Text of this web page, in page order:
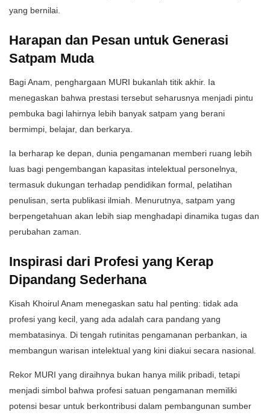
yang bernilai.
Harapan dan Pesan untuk Generasi
Satpam Muda
Bagi Anam, penghargaan MURI bukanlah titik akhir. Ia
menegaskan bahwa prestasi tersebut seharusnya menjadi pintu
pembuka bagi lahirnya lebih banyak satpam yang berani
bermimpi, belajar, dan berkarya.
Ia berharap ke depan, dunia pengamanan memberi ruang lebih
luas bagi pengembangan kapasitas intelektual personelnya,
termasuk dukungan terhadap pendidikan formal, pelatihan
penulisan, serta publikasi ilmiah. Menurutnya, satpam yang
berpengetahuan akan lebih siap menghadapi dinamika tugas dan
perubahan zaman.
Inspirasi dari Profesi yang Kerap
Dipandang Sederhana
Kisah Khoirul Anam menegaskan satu hal penting: tidak ada
profesi yang kecil, yang ada adalah cara pandang yang
membatasinya. Di tengah rutinitas pengamanan perbankan, ia
membangun warisan intelektual yang kini diakui secara nasional.
Rekor MURI yang diraihnya bukan hanya milik pribadi, tetapi
menjadi simbol bahwa profesi satuan pengamanan memiliki
potensi besar untuk berkontribusi dalam pembangunan sumber